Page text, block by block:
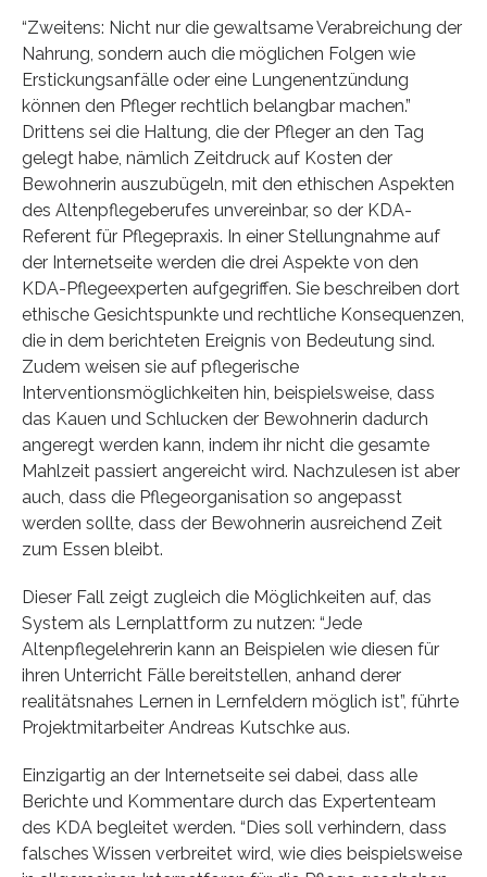
“Zweitens: Nicht nur die gewaltsame Verabreichung der
Nahrung, sondern auch die möglichen Folgen wie
Erstickungsanfälle oder eine Lungenentzündung
können den Pfleger rechtlich belangbar machen.”
Drittens sei die Haltung, die der Pfleger an den Tag
gelegt habe, nämlich Zeitdruck auf Kosten der
Bewohnerin auszubügeln, mit den ethischen Aspekten
des Altenpflegeberufes unvereinbar, so der KDA-
Referent für Pflegepraxis. In einer Stellungnahme auf
der Internetseite werden die drei Aspekte von den
KDA-Pflegeexperten aufgegriffen. Sie beschreiben dort
ethische Gesichtspunkte und rechtliche Konsequenzen,
die in dem berichteten Ereignis von Bedeutung sind.
Zudem weisen sie auf pflegerische
Interventionsmöglichkeiten hin, beispielsweise, dass
das Kauen und Schlucken der Bewohnerin dadurch
angeregt werden kann, indem ihr nicht die gesamte
Mahlzeit passiert angereicht wird. Nachzulesen ist aber
auch, dass die Pflegeorganisation so angepasst
werden sollte, dass der Bewohnerin ausreichend Zeit
zum Essen bleibt.
Dieser Fall zeigt zugleich die Möglichkeiten auf, das
System als Lernplattform zu nutzen: “Jede
Altenpflegelehrerin kann an Beispielen wie diesen für
ihren Unterricht Fälle bereitstellen, anhand derer
realitätsnahes Lernen in Lernfeldern möglich ist”, führte
Projektmitarbeiter Andreas Kutschke aus.
Einzigartig an der Internetseite sei dabei, dass alle
Berichte und Kommentare durch das Expertenteam
des KDA begleitet werden. “Dies soll verhindern, dass
falsches Wissen verbreitet wird, wie dies beispielsweise